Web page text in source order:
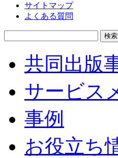
サイトマップ
よくある質問
共同出版
サービス
事例
お役立ち